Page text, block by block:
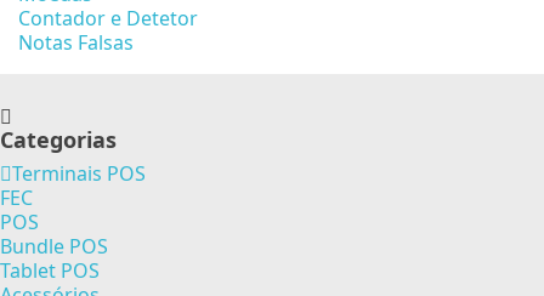
Contador e Detetor
Notas Falsas
Categorias
Terminais POS
FEC
POS
Bundle POS
Tablet POS